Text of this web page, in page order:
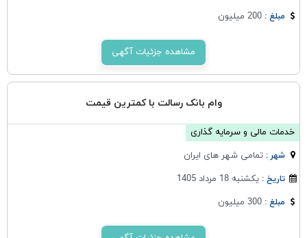
مبلغ :200 میلیون
مشاهده جزئیات آگهی
وام بانک رسالت با کمترین قیمت
خدمات مالی و سرمایه گذاری
شهر :تمامی شهر های ایران
تاریخ :یکشنبه 18 مرداد 1405
مبلغ :300 میلیون